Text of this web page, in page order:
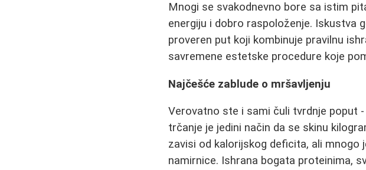
Mnogi se svakodnevno bore sa istim
energiju i dobro raspoloženje. Iskustva
proveren put koji kombinuje pravilnu
savremene estetske procedure koje
Najčešće zablude o mršavljenju
Verovatno ste i sami čuli tvrdnje poput
trčanje je jedini način da se skinu
zavisi od kalorijskog deficita, ali mnogo
namirnice. Ishrana bogata proteinima,